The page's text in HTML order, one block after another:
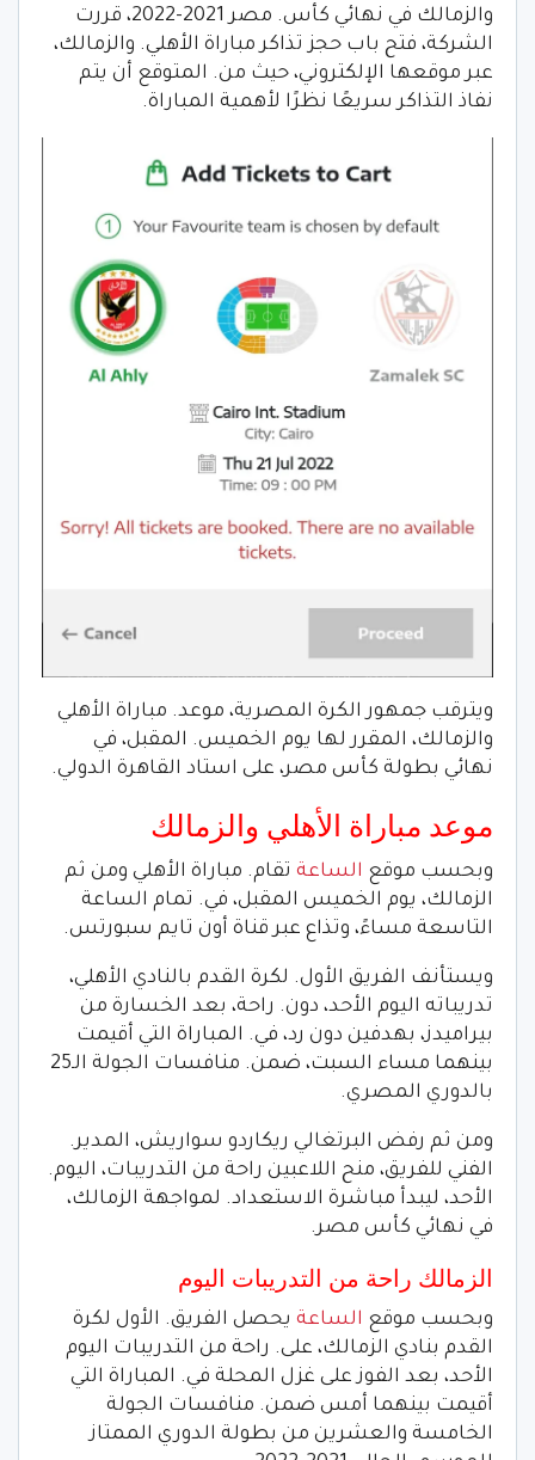
والزمالك في نهائي كأس. مصر 2021-2022، قررت
الشركة، فتح باب حجز تذاكر مباراة الأهلي. والزمالك،
عبر موقعها الإلكتروني، حيث من. المتوقع أن يتم
نفاذ التذاكر سريعًا نظرًا لأهمية المباراة.
ويترقب جمهور الكرة المصرية، موعد. مباراة الأهلي
والزمالك، المقرر لها يوم الخميس. المقبل، في
نهائي بطولة كأس مصر، على استاد القاهرة الدولي.
موعد مباراة الأهلي والزمالك
وبحسب موقع الساعة تقام. مباراة الأهلي ومن ثم
الزمالك، يوم الخميس المقبل، في. تمام الساعة
التاسعة مساءً، وتذاع عبر قناة أون تايم سبورتس.
ويستأنف الفريق الأول. لكرة القدم بالنادي الأهلي،
تدريباته اليوم الأحد، دون. راحة، بعد الخسارة من
بيراميدز، بهدفين دون رد، في. المباراة التي أقيمت
بينهما مساء السبت، ضمن. منافسات الجولة الـ25
بالدوري المصري.
ومن ثم رفض البرتغالي ريكاردو سواريش، المدير.
الفني للفريق، منح اللاعبين راحة من التدريبات، اليوم.
الأحد، ليبدأ مباشرة الاستعداد. لمواجهة الزمالك،
في نهائي كأس مصر.
الزمالك راحة من التدريبات اليوم
وبحسب موقع الساعة يحصل الفريق. الأول لكرة
القدم بنادي الزمالك، على. راحة من التدريبات اليوم
الأحد، بعد الفوز على غزل المحلة في. المباراة التي
أقيمت بينهما أمس ضمن. منافسات الجولة
الخامسة والعشرين من بطولة الدوري الممتاز